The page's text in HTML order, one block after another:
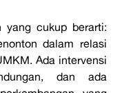
yang cukup berarti:
dalam relasi
Ada intervensi
dan ada